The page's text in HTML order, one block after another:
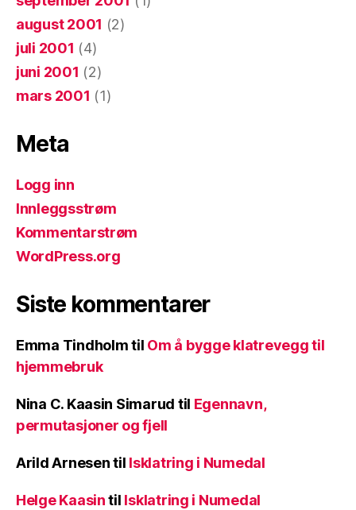
august 2001 (2)
juli 2001 (4)
juni 2001 (2)
mars 2001 (1)
Meta
Logg inn
Innleggsstrøm
Kommentarstrøm
WordPress.org
Siste kommentarer
Emma Tindholmtil Om å bygge klatrevegg til
hjemmebruk
Nina C. Kaasin Simarud til Egennavn,
permutasjoner og fjell
Arild Arnesentil Isklatring i Numedal
Helge Kaasintil Isklatring i Numedal